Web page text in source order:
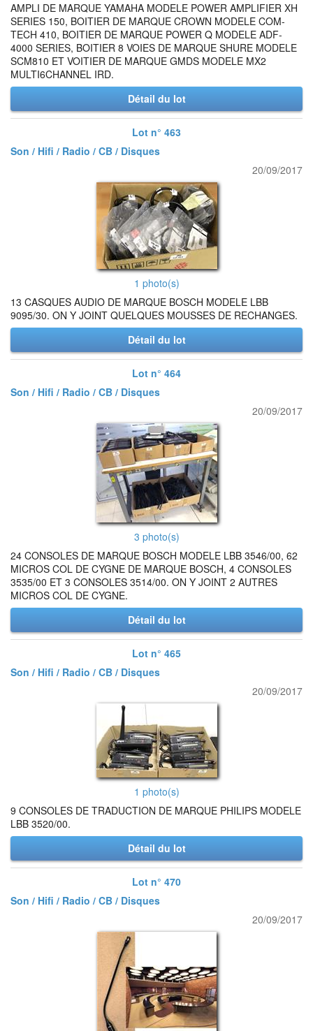
AMPLI DE MARQUE YAMAHA MODELE POWER AMPLIFIER XH
SERIES 150, BOITIER DE MARQUE CROWN MODELE COM-
TECH 410, BOITIER DE MARQUE POWER Q MODELE ADF-
4000 SERIES, BOITIER 8 VOIES DE MARQUE SHURE MODELE
SCM810 ET VOITIER DE MARQUE GMDS MODELE MX2
MULTI6CHANNEL IRD.
Détail du lot
Lot n° 463
Son / Hifi / Radio / CB / Disques
20/09/2017
1 photo(s)
13 CASQUES AUDIO DE MARQUE BOSCH MODELE LBB
9095/30. ON Y JOINT QUELQUES MOUSSES DE RECHANGES.
Détail du lot
Lot n° 464
Son / Hifi / Radio / CB / Disques
20/09/2017
3 photo(s)
24 CONSOLES DE MARQUE BOSCH MODELE LBB 3546/00, 62
MICROS COL DE CYGNE DE MARQUE BOSCH, 4 CONSOLES
3535/00 ET 3 CONSOLES 3514/00. ON Y JOINT 2 AUTRES
MICROS COL DE CYGNE.
Détail du lot
Lot n° 465
Son / Hifi / Radio / CB / Disques
20/09/2017
1 photo(s)
9 CONSOLES DE TRADUCTION DE MARQUE PHILIPS MODELE
LBB 3520/00.
Détail du lot
Lot n° 470
Son / Hifi / Radio / CB / Disques
20/09/2017